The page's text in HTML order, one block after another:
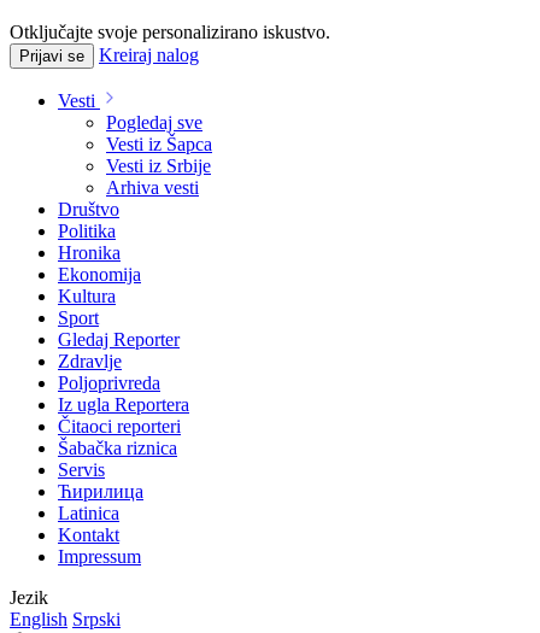
Otključajte svoje personalizirano iskustvo.
Prijavi se Kreiraj nalog
Vesti
Pogledaj sve
Vesti iz Šapca
Vesti iz Srbije
Arhiva vesti
Društvo
Politika
Hronika
Ekonomija
Kultura
Sport
Gledaj Reporter
Zdravlje
Poljoprivreda
Iz ugla Reportera
Čitaoci reporteri
Šabačka riznica
Servis
Ћирилица
Latinica
Kontakt
Impressum
Jezik
English Srpski